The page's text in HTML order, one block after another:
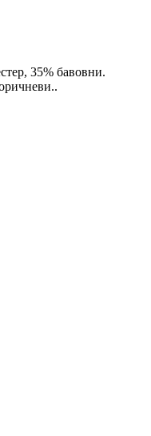
35% бавовни.